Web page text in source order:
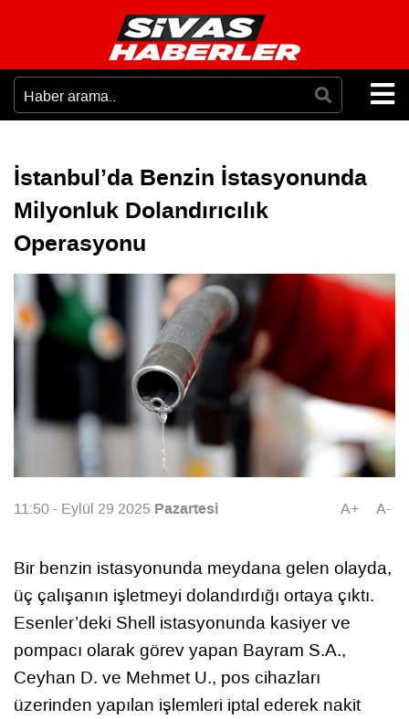
İstanbul’da Benzin İstasyonunda
Milyonluk Dolandırıcılık
Operasyonu
11:50 - Eylül 29 2025 Pazartesi A+ A-
Bir benzin istasyonunda meydana gelen olayda,
üç çalışanın işletmeyi dolandırdığı ortaya çıktı.
Esenler’deki Shell istasyonunda kasiyer ve
pompacı olarak görev yapan Bayram S.A.,
Ceyhan D. ve Mehmet U., pos cihazları
üzerinden yapılan işlemleri iptal ederek nakit